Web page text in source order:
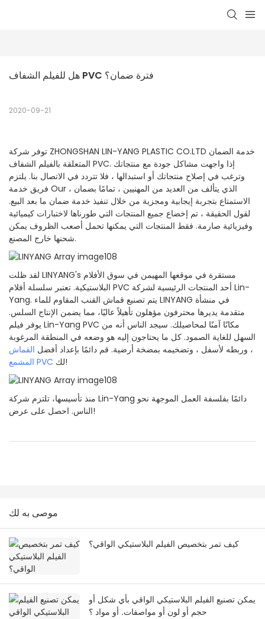
هل للفيلم الشفاف PVC فترة ضمان؟
2020-09-21
توفر شركة ZHONGSHAN LIN-YANG PLASTIC CO.LTD خدمة الضمان
المتعلقة بالفيلم الشفاف PVC. إذا واجهت مشاكل جودة مع منتجاتك
وترغب في إصلاح منتجاتك أو استبدالها ، فلا تتردد في الاتصال بنا. يلتزم
فريق خدمة Our ، الذي يتألف من العديد من المهنيين ، تمامًا بضمان
الاستمتاع بتجربة إيجابية ومجزية من خلال تنفيذ خدمة ضمان ما بعد البيع.
لقول الحقيقة ، تم إخضاع جميع المنتجات التي طورناها لاختبارات كيميائية
وفيزيائية صارمة. فقط المنتجات التي يمكنها تحمل أصعب الظروف يمكن
شحنها خارج المصنع.
لقد ظلت LINYANG's مستقرة في موقعها المهيمن في سوق الأفلام
البلاستيكية. تعتبر سلسلة أفلام PVC أحد المنتجات الرئيسية لشركة Lin-
Yang. يتم تصنيع قماش القنب المقاوم للماء LINYANG في منشأة
متقدمة يديرها محترفون مؤهلون تأهيلاً عاليًا، مما يضمن الإنتاج السلس.
يوفر فيلم Lin-Yang PVC مكانًا آمنًا لمحاصيلك. سيجد الناس أنه من
السهل للغاية الصمود. كل ما يحتاجون إليه هو وضعه في المنطقة المرغوبة
، وربطه لأسفل ، وتضخيمه بمضخة أرضية. قم دائمًا بإعداد أفضل القماش
المشمع PVC
لك!
منذ تأسيسها، تلتزم شركة Lin-Yang دائمًا بفلسفة العمل الموجهة نحو
الناس. احصل على عرض!
موصى به لك
كيف تمر بتخصيص الفيلم البلاستيكي الواقي؟
يمكن تصنيع الفيلم البلاستيكي الواقي بأي شكل أو
حجم أو لون أو مواصفات. أو مواد ؟